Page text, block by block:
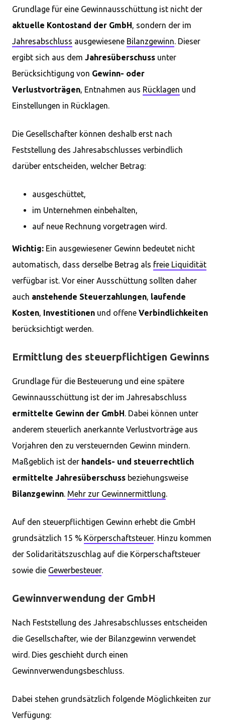
Grundlage für eine Gewinnausschüttung ist nicht der
aktuelle Kontostand der GmbH, sondern der im
Jahresabschluss ausgewiesene Bilanzgewinn. Dieser
ergibt sich aus dem Jahresüberschuss unter
Berücksichtigung von Gewinn- oder
Verlustvorträgen, Entnahmen aus Rücklagen und
Einstellungen in Rücklagen.
Die Gesellschafter können deshalb erst nach
Feststellung des Jahresabschlusses verbindlich
darüber entscheiden, welcher Betrag:
ausgeschüttet,
im Unternehmen einbehalten,
auf neue Rechnung vorgetragen wird.
Wichtig: Ein ausgewiesener Gewinn bedeutet nicht
automatisch, dass derselbe Betrag als freie Liquidität
verfügbar ist. Vor einer Ausschüttung sollten daher
auch anstehende Steuerzahlungen, laufende
Kosten, Investitionen und offene Verbindlichkeiten
berücksichtigt werden.
Ermittlung des steuerpflichtigen Gewinns
Grundlage für die Besteuerung und eine spätere
Gewinnausschüttung ist der im Jahresabschluss
ermittelte Gewinn der GmbH. Dabei können unter
anderem steuerlich anerkannte Verlustvorträge aus
Vorjahren den zu versteuernden Gewinn mindern.
Maßgeblich ist der handels- und steuerrechtlich
ermittelte Jahresüberschuss beziehungsweise
Bilanzgewinn. Mehr zur Gewinnermittlung.
Auf den steuerpflichtigen Gewinn erhebt die GmbH
grundsätzlich 15 % Körperschaftsteuer. Hinzu kommen
der Solidaritätszuschlag auf die Körperschaftsteuer
sowie die Gewerbesteuer.
Gewinnverwendung der GmbH
Nach Feststellung des Jahresabschlusses entscheiden
die Gesellschafter, wie der Bilanzgewinn verwendet
wird. Dies geschieht durch einen
Gewinnverwendungsbeschluss.
Dabei stehen grundsätzlich folgende Möglichkeiten zur
Verfügung: